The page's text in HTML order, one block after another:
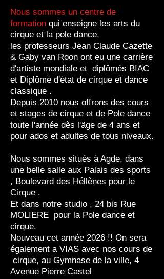
Nous sommes un centre de
formation qui enseigne les arts du
cirque et la pole dance,
les professeurs Jean Claude Cazette
& Gaby van Roon ont eu une carrière
d'artiste mondiale et diplômés BIAC
et Diplôme d'état de cirque et dance
classique .
Depuis 2010 nous offrons des cours
et stages de cirque et de Pole dance
toute l'année dès l'ȃge de 4 ans et
pour ados et adultes de tous niveaux.
Nous sommes situés à Agde, dans
une belle salle aux Palais des sports
, Boulevard des Héllènes pour le
Cirque .
Et dans notre studio , 24 bis Rue
MOLIERE pour la Pole dance et
cirque.
Nouveau cet année 2026 !! On sera
également a VIAS avec nos cours de
cirque, au Gymnase de la ville, 4
Avenue Pierre Castel